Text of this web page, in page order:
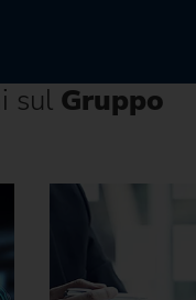
sul Gruppo